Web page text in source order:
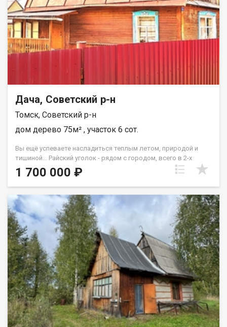
Дача, Советский р-н
Томск, Советский р-н
дом дерево 75м² , участок 6 сот.
Вы ещё успеваете насладиться теплым летом, природой и
тишиной... Райский уголок - рядом с городом, всего в 2-х
километрах от остановки общественного транспорта. Здесь
есть все: рыбалка, грибы и чистый лесной воздух.
Удивительное место! Дача находится в Садовом обществе
"Кедр", бригада № 7 на территории земель населённых
пунктов, при желании можно прописаться, зарегистрировав
дом как жилой. Межевание проведено. Свет круглогодично,
вода- свой колодец и дополнительно через 1 участок качаем
воду на полив насосом из реки- ни от кого не зависим. Очень
добротный брусовой дом 7,5 на 5 метров на ленточном
фундаменте с печкой- можно жить до зимы. Свежая баня из
бруса 6 на 3 метра (обшита сайдингом), свет- вода
проведены. Участок ухожен, теплица, имеются все
насаждения.: ранетка, жимолость, смородина, малина, грядки,
картошка. Соседи спокойные и дружные. Оставляем новым
владельцам весь садовый инвентарь, электрический
триммер, насос - всё, что нужно для садоводства. В доме
также оставляем все, что есть, диван, холодильник, стулья,
1 700 000 ₽